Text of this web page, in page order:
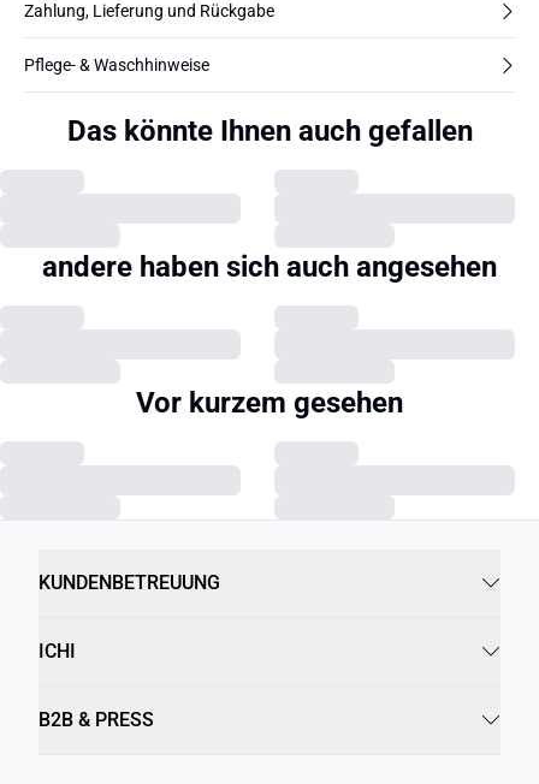
Zahlung, Lieferung und Rückgabe
Pflege- & Waschhinweise
Das könnte Ihnen auch gefallen
andere haben sich auch angesehen
Vor kurzem gesehen
KUNDENBETREUUNG
ICHI
B2B & PRESS